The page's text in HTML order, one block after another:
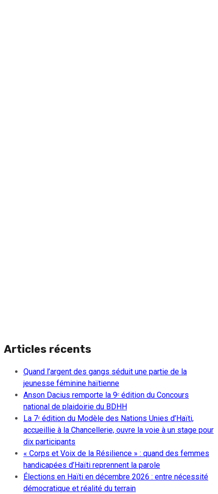
Articles récents
Quand l’argent des gangs séduit une partie de la
jeunesse féminine haïtienne
Anson Dacius remporte la 9ᵉ édition du Concours
national de plaidoirie du BDHH
La 7ᵉ édition du Modèle des Nations Unies d’Haïti,
accueillie à la Chancellerie, ouvre la voie à un stage pour
dix participants
« Corps et Voix de la Résilience » : quand des femmes
handicapées d’Haïti reprennent la parole
Élections en Haïti en décembre 2026 : entre nécessité
démocratique et réalité du terrain